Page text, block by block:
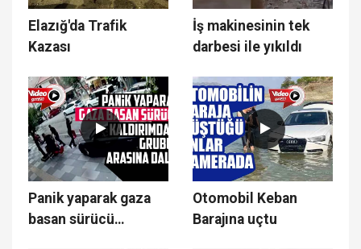
Elazığ'da Trafik
Kazası
İş makinesinin tek
darbesi ile yıkıldı
Panik yaparak gaza
basan sürücü
Otomobil Keban
Barajına uçtu